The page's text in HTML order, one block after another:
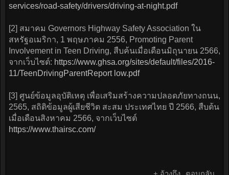
services/road-safety/drivers/driving-at-night.pdf
[2] สมาคม Governors Highway Safety Association ใน
สหรัฐอเมริกา, 1 พฤษภาคม 2556, Promoting Parent
Involvement in Teen Driving, สืบค้นเมื่อเดือนมิถุนายน 2566,
จากเว็บไซต์: https://www.ghsa.org/sites/default/files/2016-
11/TeenDrivingParentReport low.pdf
[3] ศูนย์ข้อมูลอุบัติเหตุ เพื่อเสริมสร้างความปลอดภัยทางถนน,
2565, สถิติข้อมูลผู้เสียชีวิต สะสม ประเทศไทย ปี 2566, สืบต้น
เมื่อเดือนสิงหาคม 2566, จากเว็บไซต์
https://www.thairsc.com/